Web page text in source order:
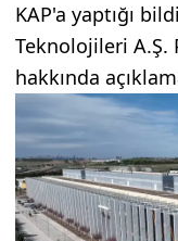
KAP'a yaptığı
Teknolojileri A.Ş.
hakkında